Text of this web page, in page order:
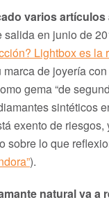
varios
salida en junio de
Lightbox es la
de joyería
gema “de
sintéticos
exento de
sobre lo que
).
natural va a